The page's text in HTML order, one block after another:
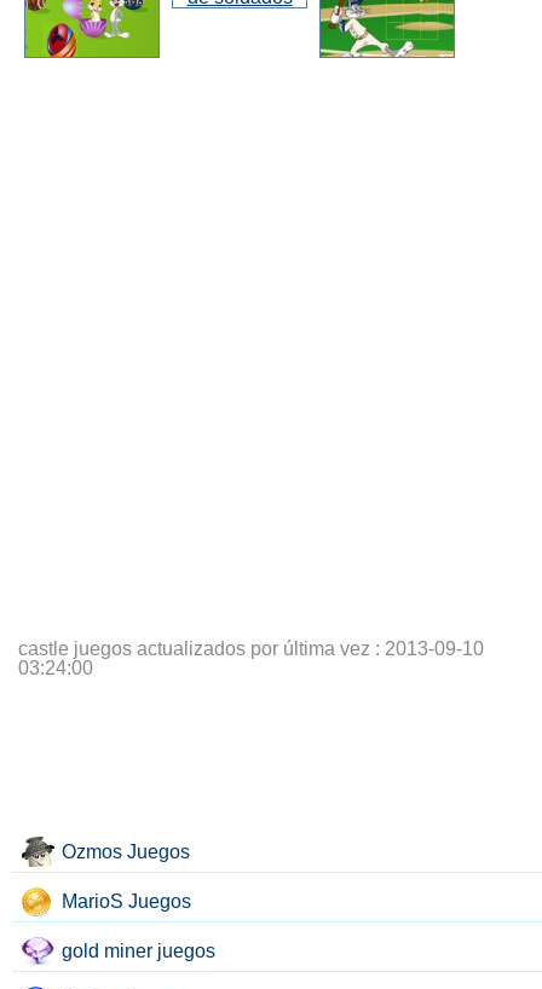
castle juegos actualizados por última vez : 2013-09-10
03:24:00
Ozmos Juegos
MarioS Juegos
gold miner juegos